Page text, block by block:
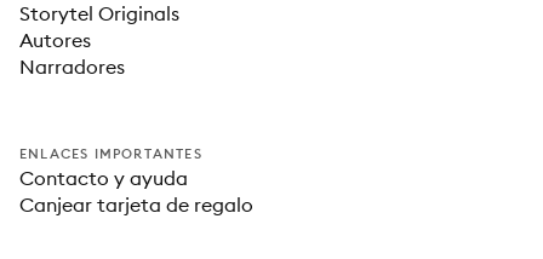
Storytel Originals
Autores
Narradores
ENLACES IMPORTANTES
Contacto y ayuda
Canjear tarjeta de regalo